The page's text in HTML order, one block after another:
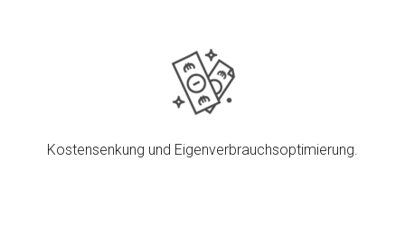
Kostensenkung und Eigenverbrauchsoptimierung.